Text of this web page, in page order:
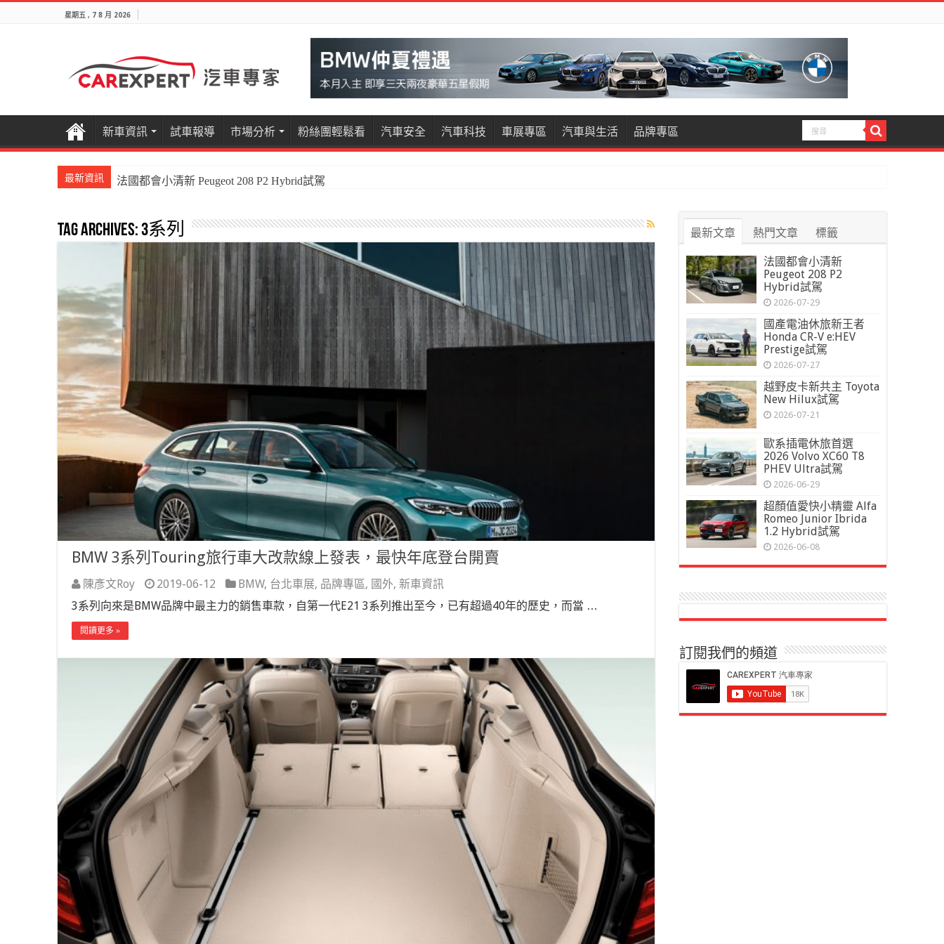
星期五 , 7 8 月 2026
新車資訊 試車報導 市場分析 粉絲團輕鬆看 汽車安全 汽車科技 車展專區 汽車與生活 品牌專區
最新資訊 法國都會小清新 Peugeot 208 P2 Hybrid試駕
國產電油休旅新王者Honda CR-V e:HEV Prestige試駕
Tag Archives:3系列
BMW 3系列Touring旅行車大改款線上發表，最快年底登台開賣
陳彥文Roy 2019-06-12 BMW, 台北車展, 品牌專區, 國外, 新車資訊
3系列向來是BMW品牌中最主力的銷售車款，自第一代E21 3系列推出至今，已有超過40年的歷史，而當 …
閱讀更多 »
最新文章 熱門文章 標籤
法國都會小清新
Peugeot 208 P2
Hybrid試駕
2026-07-29
國產電油休旅新王者
Honda CR-V e:HEV
Prestige試駕
2026-07-27
越野皮卡新共主 Toyota
New Hilux試駕
2026-07-21
歐系插電休旅首選
2026 Volvo XC60 T8
PHEV Ultra試駕
2026-06-29
超顏值愛快小精靈 Alfa
Romeo Junior Ibrida
1.2 Hybrid試駕
2026-06-08
訂閱我們的頻道